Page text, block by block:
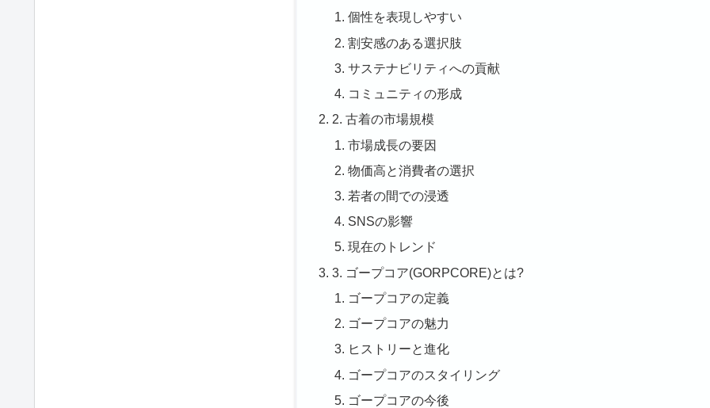
個性を表現しやすい
割安感のある選択肢
サステナビリティへの貢献
コミュニティの形成
2. 古着の市場規模
市場成長の要因
物価高と消費者の選択
若者の間での浸透
SNSの影響
現在のトレンド
3. ゴープコア(GORPCORE)とは?
ゴープコアの定義
ゴープコアの魅力
ヒストリーと進化
ゴープコアのスタイリング
ゴープコアの今後